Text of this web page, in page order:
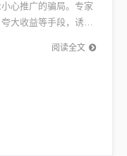
心推广的骗局。专家
大收益等手段，诱导
惕，不轻易相信陌
阅读全文